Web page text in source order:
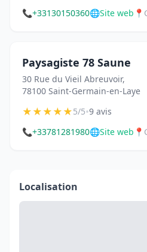
📞+33130150360🌐Site web 📍
Paysagiste 78 Saune
30 Rue du Vieil Abreuvoir,
78100 Saint-Germain-en-Laye
★★★★★5/5•9 avis
📞+33781281980🌐Site web 📍
Localisation